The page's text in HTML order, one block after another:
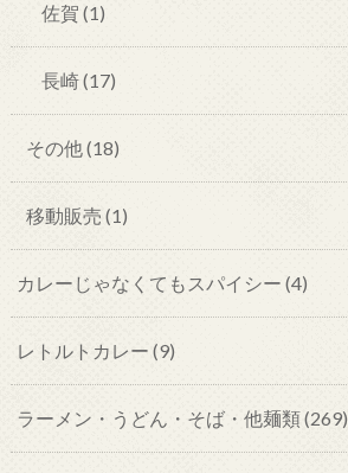
佐賀 (1)
長崎(17)
その他(18)
移動販売 (1)
カレーじゃなくてもスパイシー (4)
レトルトカレー (9)
ラーメン・うどん・そば・他麺類(269)